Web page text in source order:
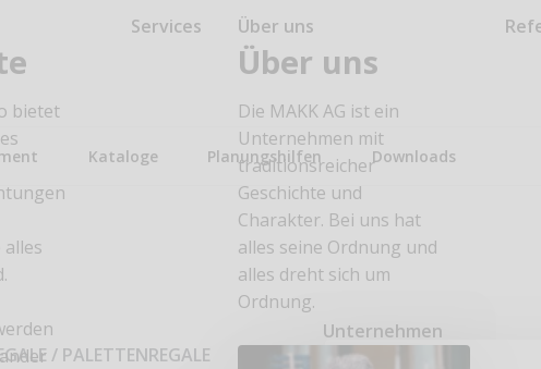
bietet
alles
Services Über uns
Über uns
Die MAKK AG ist ein
Unternehmen mit
traditionsreicher
Geschichte und
Charakter. Bei uns hat
alles seine Ordnung und
alles dreht sich um
Ordnung.
Unternehmen
Kataloge Planungshilfen Downloads
/ PALETTENREGALE